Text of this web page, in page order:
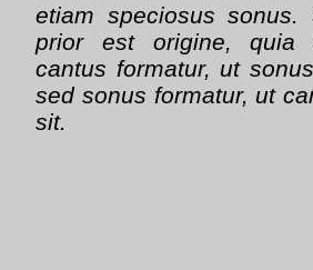
etiam speciosus sonus.
prior est origine, quia
cantus formatur, ut
sed sonus formatur, ut
sit.